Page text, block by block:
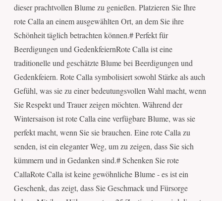
dieser prachtvollen Blume zu genießen. Platzieren Sie Ihre
rote Calla an einem ausgewählten Ort, an dem Sie ihre
Schönheit täglich betrachten können.# Perfekt für
Beerdigungen und GedenkfeiernRote Calla ist eine
traditionelle und geschätzte Blume bei Beerdigungen und
Gedenkfeiern. Rote Calla symbolisiert sowohl Stärke als auch
Gefühl, was sie zu einer bedeutungsvollen Wahl macht, wenn
Sie Respekt und Trauer zeigen möchten. Während der
Wintersaison ist rote Calla eine verfügbare Blume, was sie
perfekt macht, wenn Sie sie brauchen. Eine rote Calla zu
senden, ist ein eleganter Weg, um zu zeigen, dass Sie sich
kümmern und in Gedanken sind.# Schenken Sie rote
CallaRote Calla ist keine gewöhnliche Blume - es ist ein
Geschenk, das zeigt, dass Sie Geschmack und Fürsorge